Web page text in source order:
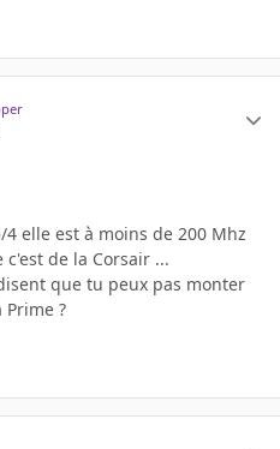
elle est à moins de 200 Mhz
c'est de la Corsair ...
que tu peux pas monter
?